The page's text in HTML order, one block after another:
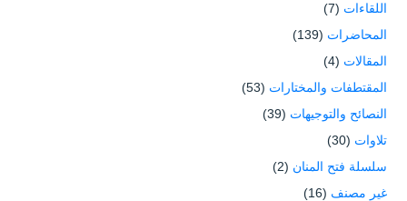
اللقاءات (7)
المحاضرات (139)
المقالات (4)
المقتطفات والمختارات (53)
النصائح والتوجيهات (39)
تلاوات (30)
سلسلة فتح المنان (2)
غير مصنف (16)